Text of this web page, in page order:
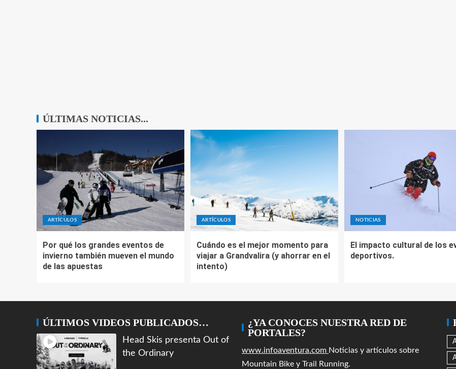
ÚLTIMAS NOTICIAS...
ARTÍCULOS
Por qué los grandes eventos de
invierno también mueven el mundo
de las apuestas
ARTÍCULOS
Cuándo es el mejor momento para
viajar a Grandvalira (y ahorrar en el
intento)
NOTICIAS
El impacto cultural de los
deportivos.
ÚLTIMOS VIDEOS PUBLICADOS…
Head Skis presenta Out of
the Ordinary
¿YA CONOCES NUESTRA RED DE
PORTALES?
www.infoaventura.com Noticias y artículos sobre
Mountain Bike y Trail Running.